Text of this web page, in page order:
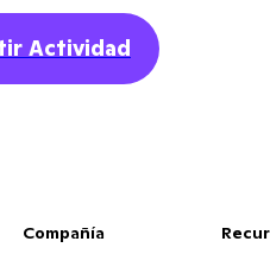
Actividad
Compañía